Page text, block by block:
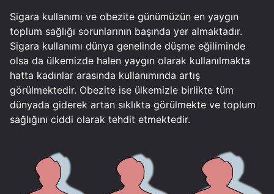
Sigara kullanımı ve obezite günümüzün en yaygın
toplum sağlığı sorunlarının başında yer almaktadır.
Sigara kullanımı dünya genelinde düşme eğiliminde
olsa da ülkemizde halen yaygın olarak kullanılmakta
hatta kadınlar arasında kullanımında artış
görülmektedir. Obezite ise ülkemizle birlikte tüm
dünyada giderek artan sıklıkta görülmekte ve toplum
sağlığını ciddi olarak tehdit etmektedir.